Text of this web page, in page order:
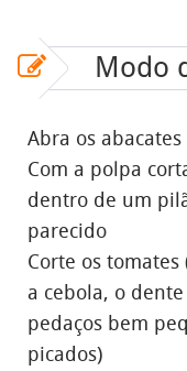
Modo
Abra os
Com a polpa
dentro de um
parecido
Corte os tomates
a cebola, o
pedaços bem
picados)